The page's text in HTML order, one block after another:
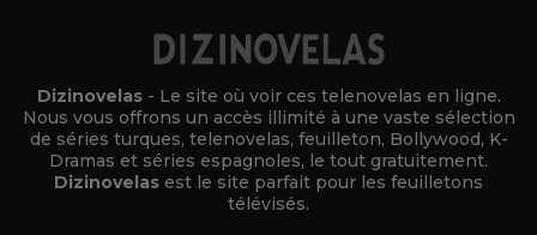
Dizinovelas - Le site où voir ces telenovelas en ligne.
Nous vous offrons un accès illimité à une vaste sélection
de séries turques, telenovelas, feuilleton, Bollywood, K-
Dramas et séries espagnoles, le tout gratuitement.
Dizinovelas est le site parfait pour les feuilletons
télévisés.